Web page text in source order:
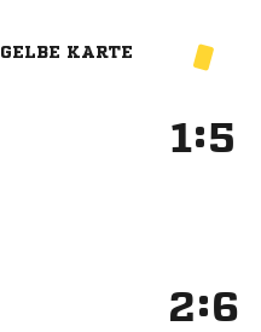
GELBE KARTE
:
: